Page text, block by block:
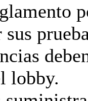
sus
lobby.